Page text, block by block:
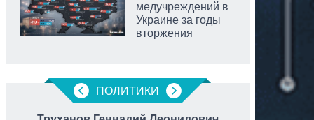
медучреждений в
Украине за годы
вторжения
ПОЛИТИКИ